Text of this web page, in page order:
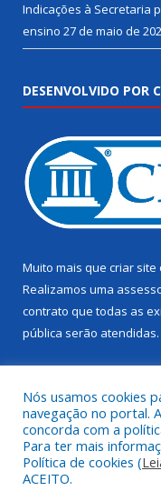
Indicações à Secretaria
ensino 27 de maio de
DESENVOLVIDO POR
Muito mais que criar site
Realizamos uma
contrato que todas as
pública serão atendidas.
Todos os direitos
Nós usamos cookies
navegação no portal.
concorda com a
Para ter mais
Política de cookies (
ACEITO.